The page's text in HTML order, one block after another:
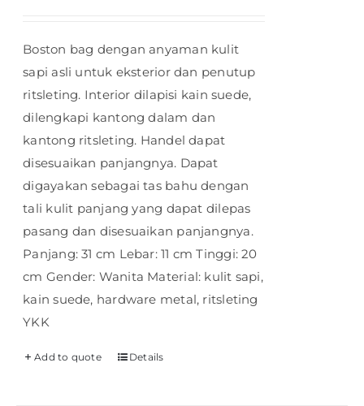
Boston bag dengan anyaman kulit
sapi asli untuk eksterior dan penutup
ritsleting. Interior dilapisi kain suede,
dilengkapi kantong dalam dan
kantong ritsleting. Handel dapat
disesuaikan panjangnya. Dapat
digayakan sebagai tas bahu dengan
tali kulit panjang yang dapat dilepas
pasang dan disesuaikan panjangnya.
Panjang: 31 cm Lebar: 11 cm Tinggi: 20
cm Gender: Wanita Material: kulit sapi,
kain suede, hardware metal, ritsleting
YKK
Add to quote Details